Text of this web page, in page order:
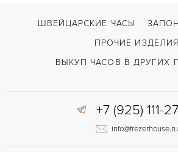
ШВЕЙЦАРСКИЕ ЧАСЫ
ПРОЧИЕ ИЗДЕЛИЯ
ВЫКУП ЧАСОВ В ДРУГИХ
+7 (925) 111-
info@frezerhouse.ru